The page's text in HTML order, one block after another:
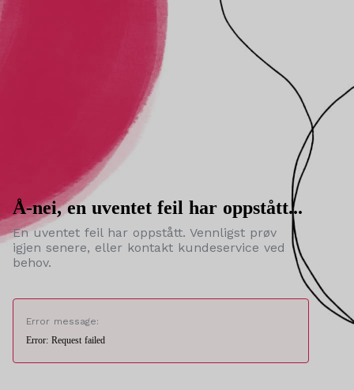
Å-nei, en uventet feil har oppstått...
En uventet feil har oppstått. Vennligst prøv
igjen senere, eller kontakt kundeservice ved
behov.
Error message:
Error: Request failed